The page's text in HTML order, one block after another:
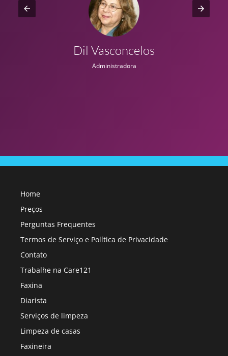
Dil Vasconcelos
Administradora
Home
Preços
Perguntas Frequentes
Termos de Serviço e Política de Privacidade
Contato
Trabalhe na Care121
Faxina
Diarista
Serviços de limpeza
Limpeza de casas
Faxineira